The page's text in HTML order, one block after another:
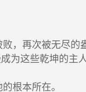
再次被无尽的
为这些乾坤的主人
根本所在。